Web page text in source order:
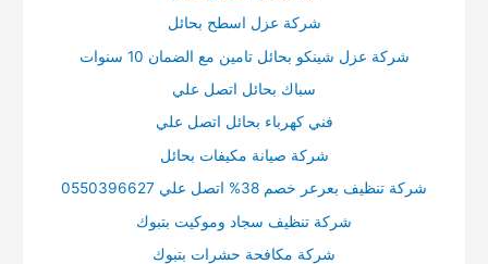
شركة عزل اسطح بحائل
شركة عزل شينكو بحائل تامين مع الضمان 10 سنوات
سباك بحائل اتصل علي
فني كهرباء بحائل اتصل علي
شركة صيانة مكيفات بحائل
شركة تنظيف بعرعر خصم 38% اتصل علي 0550396627
شركة تنظيف سجاد وموكيت بتبوك
شركة مكافحة حشرات بتبوك